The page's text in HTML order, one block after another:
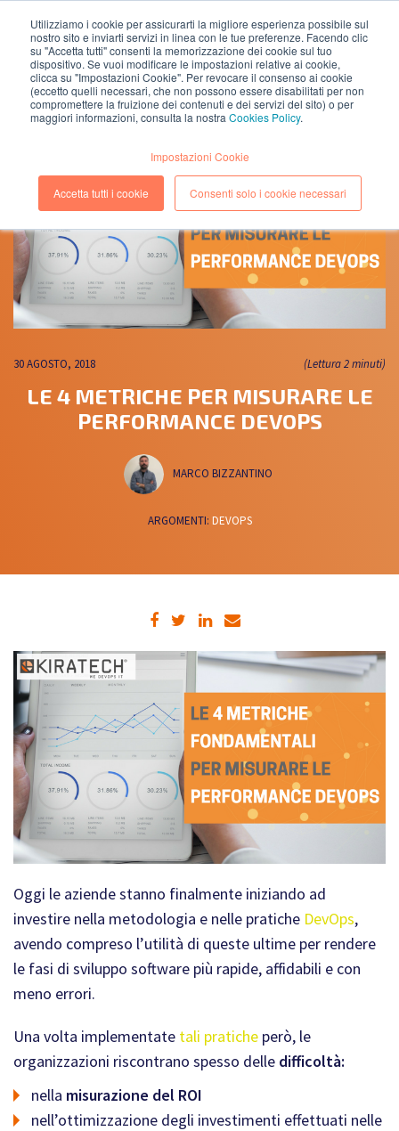
Utilizziamo i cookie per assicurarti la migliore esperienza possibile sul
nostro sito e inviarti servizi in linea con le tue preferenze. Facendo clic
su "Accetta tutti" consenti la memorizzazione dei cookie sul tuo
dispositivo. Se vuoi modificare le impostazioni relative ai cookie,
clicca su "Impostazioni Cookie". Per revocare il consenso ai cookie
(eccetto quelli necessari, che non possono essere disabilitati per non
compromettere la fruizione dei contenuti e dei servizi del sito) o per
maggiori informazioni, consulta la nostra Cookies Policy.
Impostazioni Cookie
Accetta tutti i cookie Consenti solo i cookie necessari
EN IT
30 AGOSTO, 2018 (Lettura 2 minuti)
LE 4 METRICHE PER MISURARE LE
PERFORMANCE DEVOPS
MARCO BIZZANTINO
ARGOMENTI: DEVOPS
Oggi le aziende stanno finalmente iniziando ad
investire nella metodologia e nelle pratiche DevOps,
avendo compreso l’utilità di queste ultime per rendere
le fasi di sviluppo software più rapide, affidabili e con
meno errori.
Una volta implementate tali pratiche però, le
organizzazioni riscontrano spesso delle difficoltà:
nella misurazione del ROI
nell’ottimizzazione degli investimenti effettuati nelle